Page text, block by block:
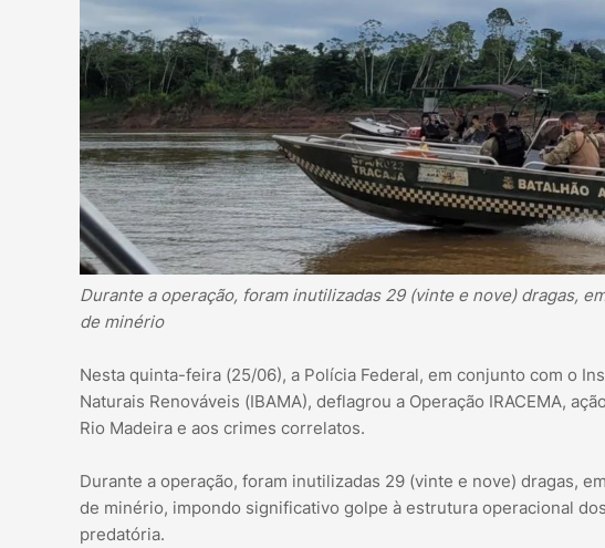
Durante a operação, foram inutilizadas 29 (vinte e nove) dragas,
de minério
Nesta quinta-feira (25/06), a Polícia Federal, em conjunto com o
Naturais Renováveis (IBAMA), deflagrou a Operação IRACEMA,
Rio Madeira e aos crimes correlatos.
Durante a operação, foram inutilizadas 29 (vinte e nove) dragas,
de minério, impondo significativo golpe à estrutura operacional
predatória.